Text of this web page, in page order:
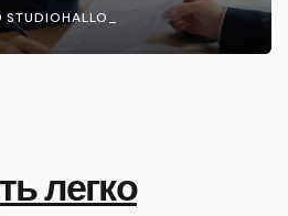
STUDIOHALLO_
легко